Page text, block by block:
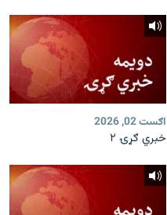
اګست 02, 2026
خبري ګړۍ ۲